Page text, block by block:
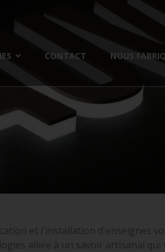
CONTACT NOUS
et l'installation d'enseignes
alliée à un savoir artisanal